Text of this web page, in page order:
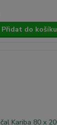
Přidat do košíku